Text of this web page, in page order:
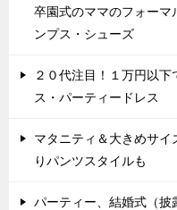
卒園式のママのフォー
ンプス・シューズ
２０代注目！１万円以
ス・パーティードレス
マタニティ＆大きめサ
りパンツスタイルも
パーティー、結婚式（